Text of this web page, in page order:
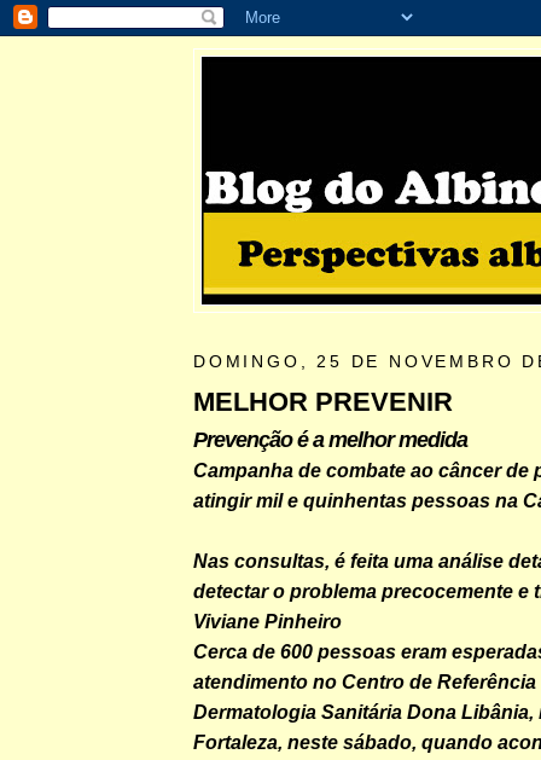
DOMINGO, 25 DE NOVEMBRO
MELHOR PREVENIR
Prevenção é a melhor medida
Campanha de combate ao câncer de
atingir mil e quinhentas pessoas na
Nas consultas, é feita uma análise
detectar o problema precocemente e
Viviane Pinheiro
Cerca de 600 pessoas eram
atendimento no Centro de
Dermatologia Sanitária Dona Libânia,
Fortaleza, neste sábado, quando